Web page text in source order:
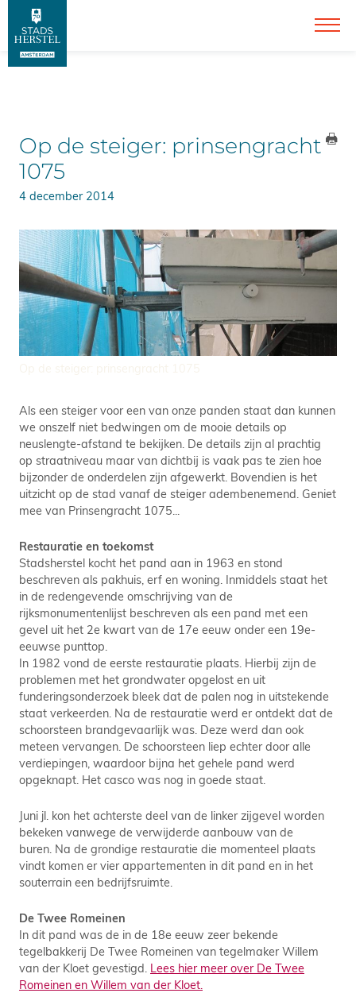
Op de steiger: prinsengracht
1075
4 december 2014
Als een steiger voor een van onze panden staat dan kunnen
we onszelf niet bedwingen om de mooie details op
neuslengte-afstand te bekijken. De details zijn al prachtig
op straatniveau maar van dichtbij is vaak pas te zien hoe
bijzonder de onderdelen zijn afgewerkt. Bovendien is het
uitzicht op de stad vanaf de steiger adembenemend. Geniet
mee van Prinsengracht 1075...
Restauratie en toekomst
Stadsherstel kocht het pand aan in 1963 en stond
beschreven als pakhuis, erf en woning. Inmiddels staat het
in de redengevende omschrijving van de
rijksmonumentenlijst beschreven als een pand met een
gevel uit het 2e kwart van de 17e eeuw onder een 19e-
eeuwse punttop.
In 1982 vond de eerste restauratie plaats. Hierbij zijn de
problemen met het grondwater opgelost en uit
funderingsonderzoek bleek dat de palen nog in uitstekende
staat verkeerden. Na de restauratie werd er ontdekt dat de
schoorsteen brandgevaarlijk was. Deze werd dan ook
meteen vervangen. De schoorsteen liep echter door alle
verdiepingen, waardoor bijna het gehele pand werd
opgeknapt. Het casco was nog in goede staat.
Juni jl. kon het achterste deel van de linker zijgevel worden
bekeken vanwege de verwijderde aanbouw van de
buren. Na de grondige restauratie die momenteel plaats
vindt komen er vier appartementen in dit pand en in het
souterrain een bedrijfsruimte.
De Twee Romeinen
In dit pand was de in de 18e eeuw zeer bekende
tegelbakkerij De Twee Romeinen van tegelmaker Willem
van der Kloet gevestigd. Lees hier meer over De Twee
Romeinen en Willem van der Kloet.